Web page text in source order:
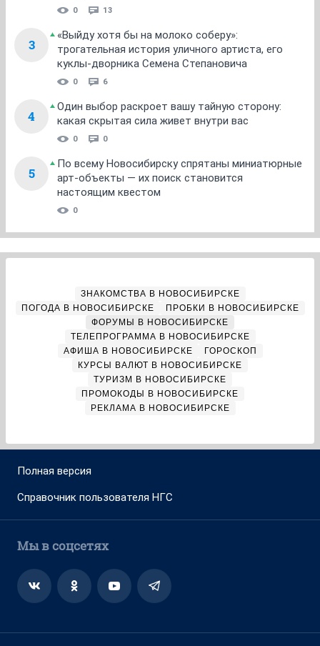
0 13
3
«Выйду хотя бы на молоко соберу»:
трогательная история уличного артиста, его
куклы-дворника Семена Степановича
0 6
4
Один выбор раскроет вашу тайную сторону:
какая скрытая сила живет внутри вас
0 0
5
По всему Новосибирску спрятаны миниатюрные
арт-объекты — их поиск становится
настоящим квестом
0
ЗНАКОМСТВА В НОВОСИБИРСКЕ
ПОГОДА В НОВОСИБИРСКЕ
ПРОБКИ В НОВОСИБИРСКЕ
ФОРУМЫ В НОВОСИБИРСКЕ
ТЕЛЕПРОГРАММА В НОВОСИБИРСКЕ
АФИША В НОВОСИБИРСКЕ
ГОРОСКОП
КУРСЫ ВАЛЮТ В НОВОСИБИРСКЕ
ТУРИЗМ В НОВОСИБИРСКЕ
ПРОМОКОДЫ В НОВОСИБИРСКЕ
РЕКЛАМА В НОВОСИБИРСКЕ
Полная версия
Справочник пользователя НГС
Мы в соцсетях